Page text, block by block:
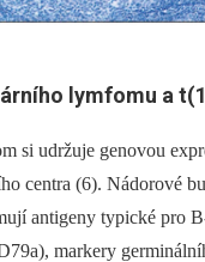
lymfomu a
si udržuje genovou
centra (6). Nádorové
antigeny typické pro
markery